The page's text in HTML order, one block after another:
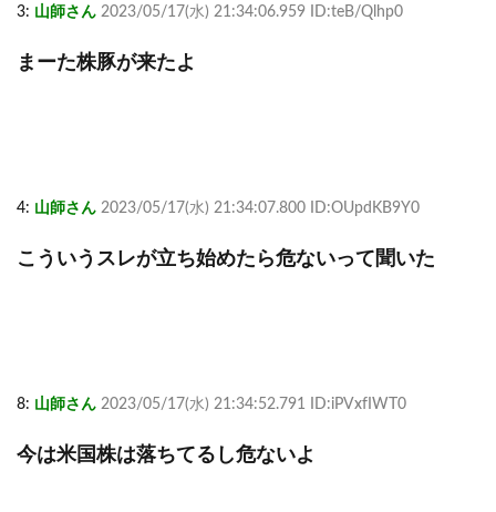
3: 山師さん 2023/05/17(水) 21:34:06.959 ID:teB/Qlhp0
まーた株豚が来たよ
4: 山師さん 2023/05/17(水) 21:34:07.800 ID:OUpdKB9Y0
こういうスレが立ち始めたら危ないって聞いた
8: 山師さん 2023/05/17(水) 21:34:52.791 ID:iPVxfIWT0
今は米国株は落ちてるし危ないよ